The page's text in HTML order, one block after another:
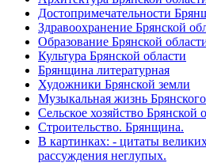
Достопримечательности
Здравоохранение Брянской
Образование Брянской
Культура Брянской области
Брянщина литературная
Художники Брянской земли
Музыкальная жизнь
Сельское хозяйство Брянской
Строительство. Брянщина.
В картинках: - цитаты
рассуждения неглупых.